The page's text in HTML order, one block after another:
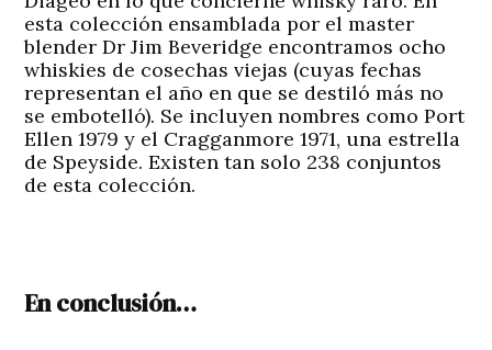
esta colección ensamblada por el master
blender Dr Jim Beveridge encontramos ocho
whiskies de cosechas viejas (cuyas fechas
representan el año en que se destiló más no
se embotelló). Se incluyen nombres como Port
Ellen 1979 y el Cragganmore 1971, una estrella
de Speyside. Existen tan solo 238 conjuntos
de esta colección.
En conclusión…